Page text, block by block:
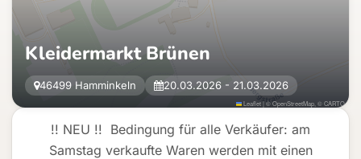
!! NEU !! Bedingung für alle Verkäufer: am
Samstag verkaufte Waren werden mit einen
Kleidermarkt Brünen
46499 Hamminkeln 20.03.2026 - 21.03.2026
Leaflet|©OpenStreetMap , ©CARTO